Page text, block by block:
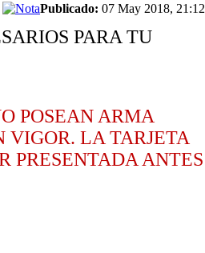
Publicado: 07 May 2018, 21:12
PARA TU
POSEAN ARMA
VIGOR. LA TARJETA
PRESENTADA ANTES